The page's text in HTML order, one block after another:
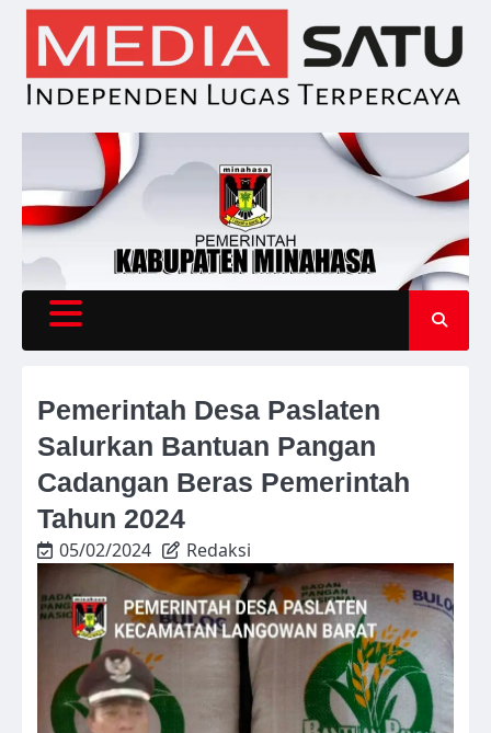
Skip
content
Pemerintah Desa Paslaten
Salurkan Bantuan Pangan
Cadangan Beras Pemerintah
Tahun 2024
05/02/2024 Redaksi